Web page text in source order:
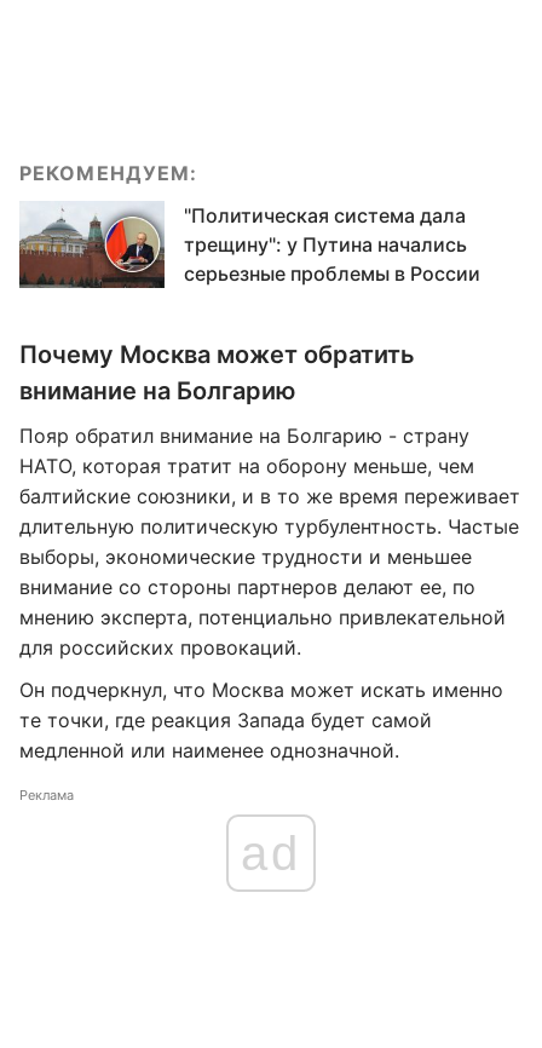
РЕКОМЕНДУЕМ:
"Политическая система дала
трещину": у Путина начались
серьезные проблемы в России
Почему Москва может обратить
внимание на Болгарию
Пояр обратил внимание на Болгарию - страну
НАТО, которая тратит на оборону меньше, чем
балтийские союзники, и в то же время переживает
длительную политическую турбулентность. Частые
выборы, экономические трудности и меньшее
внимание со стороны партнеров делают ее, по
мнению эксперта, потенциально привлекательной
для российских провокаций.
Он подчеркнул, что Москва может искать именно
те точки, где реакция Запада будет самой
медленной или наименее однозначной.
Реклама
ad